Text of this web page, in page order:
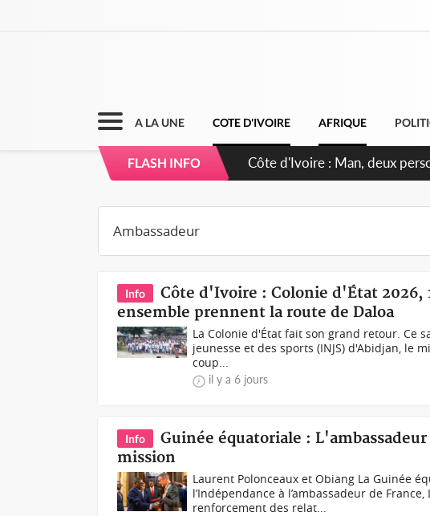
A LA UNE COTE D'IVOIRE AFRIQUE
FLASH INFO
Côte d'Ivoire : Séileu, la
Info
Côte d'Ivoire : Colonie d'État 2026,
ensemble prennent la route de Daloa
La Colonie d'État fait son grand retour. Ce
jeunesse et des sports (INJS) d'Abidjan, le
coup...
il y a 6 jours
Info
Guinée équatoriale :
mission
Laurent Polonceaux et Obiang La Guinée
l’Indépendance à l’ambassadeur de
renforcement des relat...